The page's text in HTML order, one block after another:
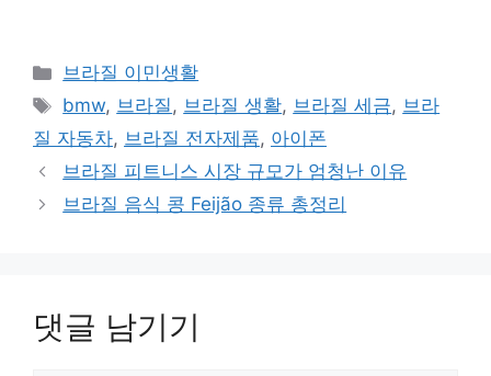
카
테
리
브라질 이민생활
태
그
bmw, 브라질, 브라질 생활, 브라질 세금, 브라
질 자동차, 브라질 전자제품, 아이폰
브라질 피트니스 시장 규모가 엄청난 이유
브라질 음식 콩 Feijão 종류 총정리
댓글 남기기